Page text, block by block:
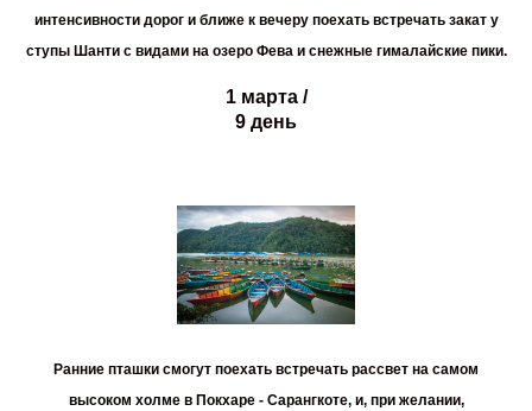
интенсивности дорог и ближе к вечеру поехать встречать закат у
ступы Шантис видами на озеро Фева и снежные гималайские пики.
1 марта /
9 день
Ранние пташки смогут поехать встречать рассвет на самом
высоком холме в Покхаре - Сарангкоте, и, при желании,